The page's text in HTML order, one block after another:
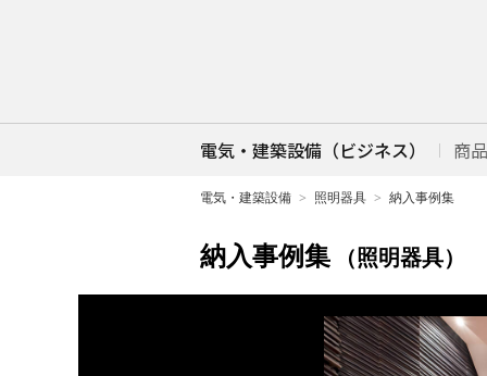
電気・建築設備（ビジネス） 商
電気・建築設備 照明器具 納入事例集
納入事例集 （照明器具）